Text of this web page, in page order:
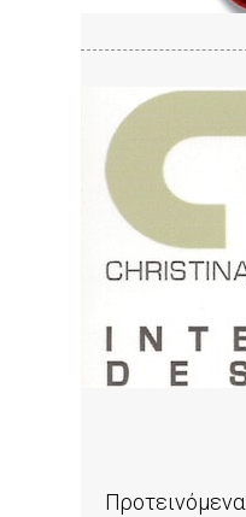
Προτεινόμενα